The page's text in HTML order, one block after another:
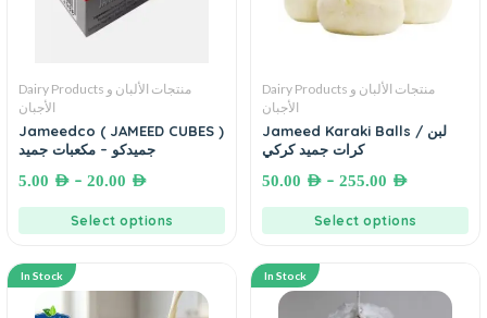
Dairy Products منتجات الألبان و
الأجبان
Jameedco ( JAMEED CUBES )
جميدكو – مكعبات جميد
5.00 AED – 20.00 AED
Select options
Dairy Products منتجات الألبان و
الأجبان
Jameed Karaki Balls لبن /
كرات جميد كركي
50.00 AED – 255.00 AED
Select options
In Stock In Stock